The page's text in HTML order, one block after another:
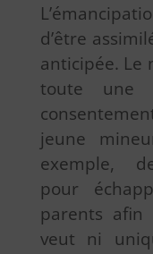
d’être
anticipée. Le
toute une
jeune
exemple,
pour
parents afin
veut ni